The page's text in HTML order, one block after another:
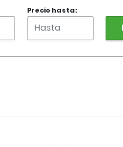
Precio hasta: